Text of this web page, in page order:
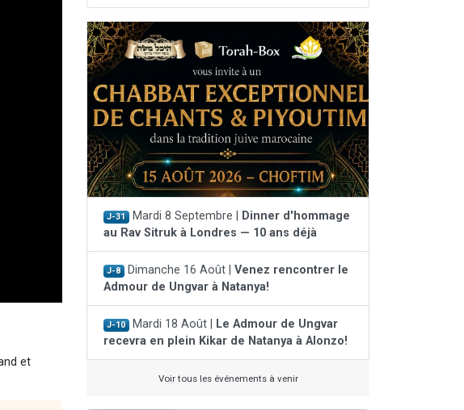
et
J-31 Mardi 8 Septembre |
Dinner d'hommage
au Rav Sitruk à Londres — 10 ans déjà
J-8 Dimanche 16 Août | Venez rencontrer le
Admour de Ungvar à Natanya!
J-10 Mardi 18 Août |
Le Admour de Ungvar
recevra en plein Kikar de Natanya à Alonzo!
Voir tous les événements à venir